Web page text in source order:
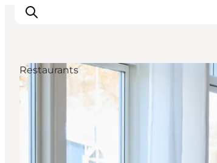
Veranstaltungen
Essen und Trinken
Shopping in Svendborg
Übernachtung
Restaurants